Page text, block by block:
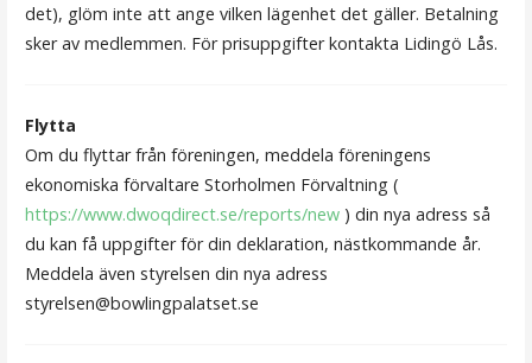
det), glöm inte att ange vilken lägenhet det gäller. Betalning
sker av medlemmen. För prisuppgifter kontakta Lidingö Lås.
Flytta
Om du flyttar från föreningen, meddela föreningens
ekonomiska förvaltare Storholmen Förvaltning (
https://www.dwoqdirect.se/reports/new) din nya adress så
du kan få uppgifter för din deklaration, nästkommande år.
Meddela även styrelsen din nya adress
styrelsen@bowlingpalatset.se